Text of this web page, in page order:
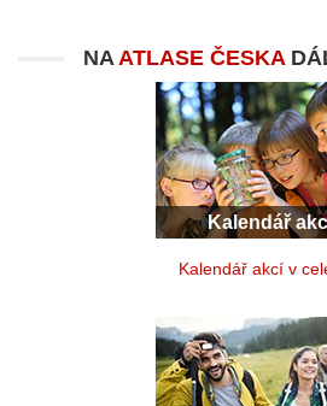
NAATLASE ČESKA
Kalendář
Kalendář akcí v